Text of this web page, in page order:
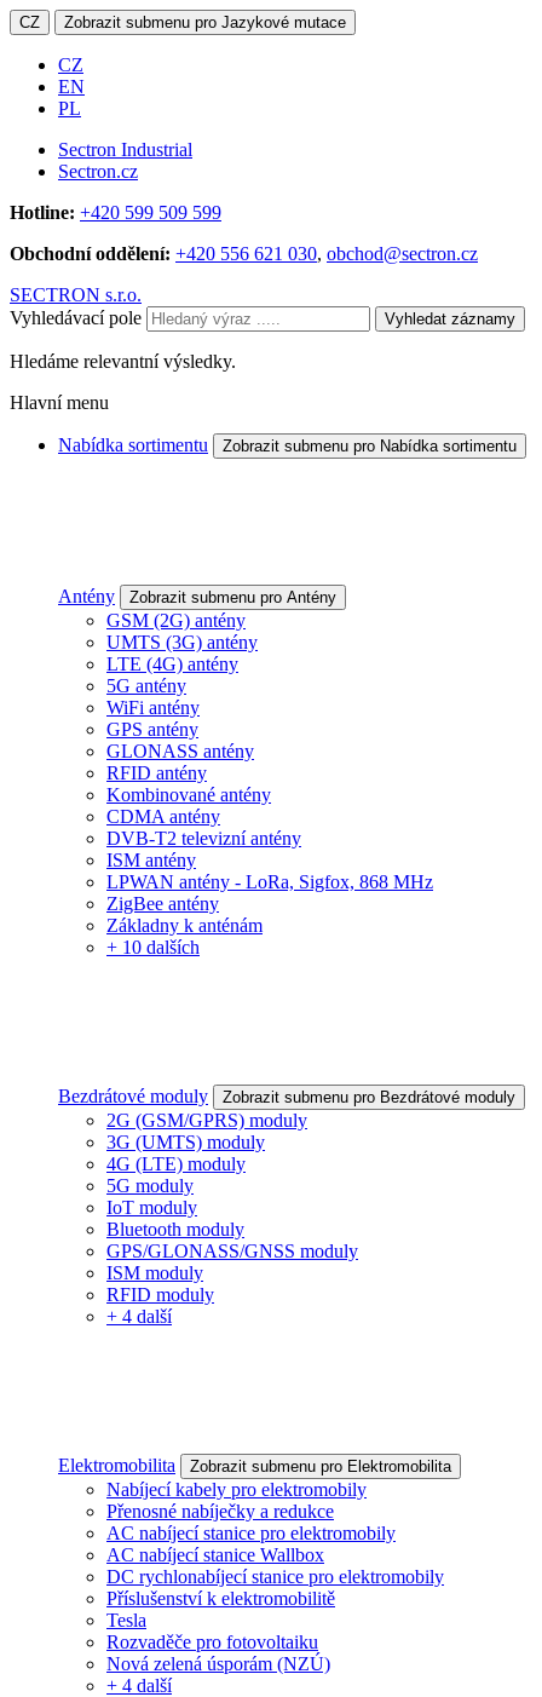
CZ Zobrazit submenu pro Jazykové mutace
CZ
EN
PL
Sectron Industrial
Sectron.cz
Hotline: +420 599 509 599
Obchodní oddělení: +420 556 621 030, obchod@sectron.cz
SECTRON s.r.o.
Vyhledávací pole
Vyhledat záznamy
Hledáme relevantní výsledky.
Hlavní menu
Nabídka sortimentu Zobrazit submenu pro Nabídka sortimentu
Antény Zobrazit submenu pro Antény
GSM (2G) antény
UMTS (3G) antény
LTE (4G) antény
5G antény
WiFi antény
GPS antény
GLONASS antény
RFID antény
Kombinované antény
CDMA antény
DVB-T2 televizní antény
ISM antény
LPWAN antény - LoRa, Sigfox, 868 MHz
ZigBee antény
Základny k anténám
+ 10 dalších
Bezdrátové moduly Zobrazit submenu pro Bezdrátové moduly
2G (GSM/GPRS) moduly
3G (UMTS) moduly
4G (LTE) moduly
5G moduly
IoT moduly
Bluetooth moduly
GPS/GLONASS/GNSS moduly
ISM moduly
RFID moduly
+ 4 další
Elektromobilita Zobrazit submenu pro Elektromobilita
Nabíjecí kabely pro elektromobily
Přenosné nabíječky a redukce
AC nabíjecí stanice pro elektromobily
AC nabíjecí stanice Wallbox
DC rychlonabíjecí stanice pro elektromobily
Příslušenství k elektromobilitě
Tesla
Rozvaděče pro fotovoltaiku
Nová zelená úsporám (NZÚ)
+ 4 další